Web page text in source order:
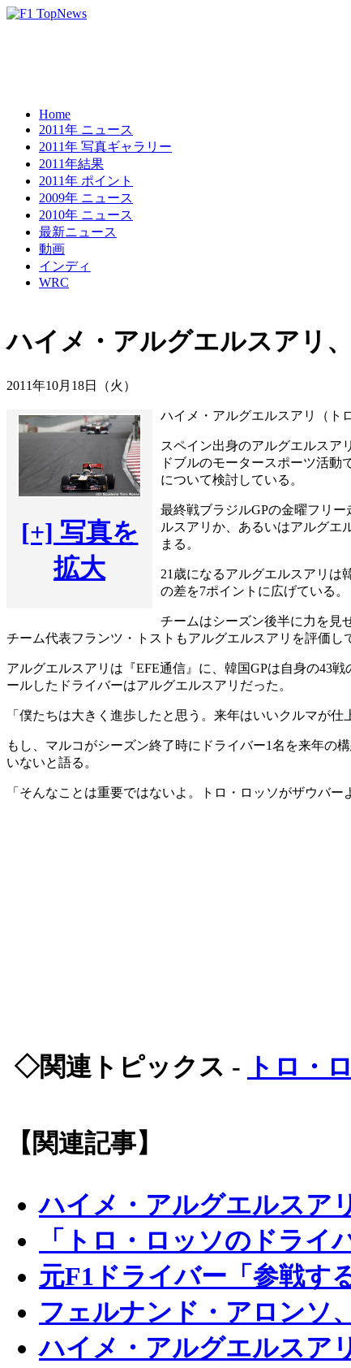
Home
2011年 ニュース
2011年 写真ギャラリー
2011年結果
2011年 ポイント
2009年 ニュース
2010年 ニュース
最新ニュース
動画
インディ
WRC
ハイメ・アルグエルスアリ
2011年10月18日（火）
[+] 写真を
拡大
ハイメ・アルグエルスアリ（ト
スペイン出身のアルグエルスア
ドブルのモータースポーツ活
について検討している。
最終戦ブラジルGPの金曜フリ
ルスアリか、あるいはアルグエ
まる。
21歳になるアルグエルスアリは
の差を7ポイントに広げている。
チームはシーズン後半に力を見
チーム代表フランツ・トストもアルグエルスアリを評価し
アルグエルスアリは『EFE通信』に、韓国GPは自身の43
ールしたドライバーはアルグエルスアリだった。
「僕たちは大きく進歩したと思う。来年はいいクルマが
もし、マルコがシーズン終了時にドライバー1名を来年の
いないと語る。
「そんなことは重要ではないよ。トロ・ロッソがザウバ
◇関連トピックス - トロ・
【関連記事】
ハイメ・アルグエルスア
「トロ・ロッソのドラ
元F1ドライバー「参戦す
フェルナンド・アロンソ
ハイメ・アルグエルスア